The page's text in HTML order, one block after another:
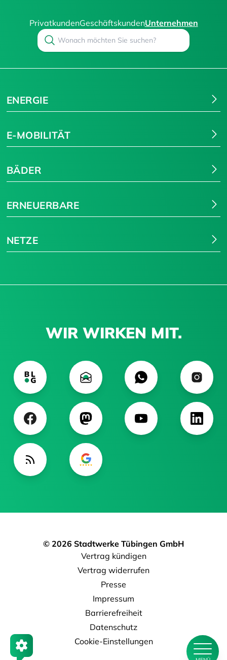
PrivatkundenGeschäftskundenUnternehmen
Search
ENERGIE
E-MOBILITÄT
BÄDER
ERNEUERBARE
NETZE
WIR WIRKEN MIT.
© 2026 Stadtwerke Tübingen GmbH
Vertrag kündigen
Vertrag widerrufen
Presse
Impressum
Barrierefreiheit
Datenschutz
Cookie-Einstellungen